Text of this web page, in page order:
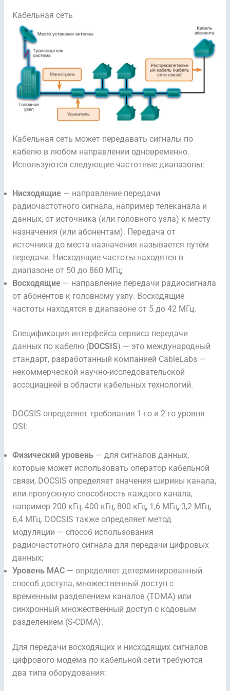
Кабельная сеть
Кабельная сеть может передавать сигналы по
кабелю в любом направлении одновременно.
Используются следующие частотные диапазоны:
Нисходящие — направление передачи
радиочастотного сигнала, например телеканала и
данных, от источника (или головного узла) к месту
назначения (или абонентам). Передача от
источника до места назначения называется путём
передачи. Нисходящие частоты находятся в
диапазоне от 50 до 860 МГц;
Восходящие — направление передачи радиосигнала
от абонентов к головному узлу. Восходящие
частоты находятся в диапазоне от 5 до 42 МГц.
Спецификация интерфейса сервиса передачи
данных по кабелю ( DOCSIS) — это международный
стандарт, разработанный компанией CableLabs —
некоммерческой научно-исследовательской
ассоциацией в области кабельных технологий.
DOCSIS определяет требования 1-го и 2-го уровня
OSI:
Физический уровень — для сигналов данных,
которые может использовать оператор кабельной
связи, DOCSIS определяет значения ширины канала,
или пропускную способность каждого канала,
например 200 кГц, 400 кГц, 800 кГц, 1,6 МГц, 3,2 МГц,
6,4 МГц. DOCSIS также определяет метод
модуляции — способ использования
радиочастотного сигнала для передачи цифровых
данных;
Уровень MAC — определяет детерминированный
способ доступа, множественный доступ с
временным разделением каналов (TDMA) или
синхронный множественный доступ с кодовым
разделением (S-CDMA).
Для передачи восходящих и нисходящих сигналов
цифрового модема по кабельной сети требуются
два типа оборудования: